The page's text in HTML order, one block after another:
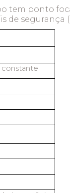
tem ponto
de segurança
constante